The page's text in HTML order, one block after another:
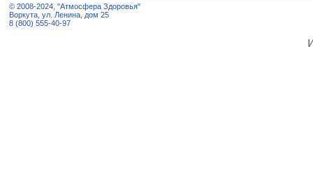
© 2008-2024, "Атмосфера Здоровья"
Воркута, ул. Ленина, дом 25
8 (800) 555-40-97